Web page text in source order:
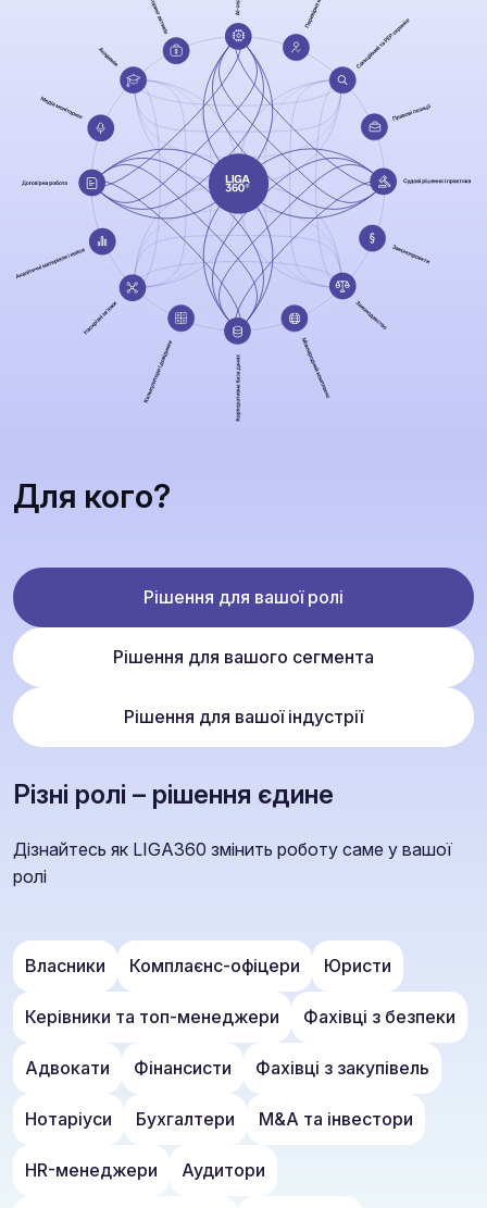
Для кого?
Рішення для вашої ролі
Рішення для вашого сегмента
Рішення для вашої індустрії
Різні ролі – рішення єдине
Дізнайтесь як LIGA360 змінить роботу саме у вашої
ролі
Власники Комплаєнс-офіцери Юристи
Керівники та топ-менеджери Фахівці з безпеки
Адвокати Фінансисти Фахівці з закупівель
Нотаріуси Бухгалтери M&A та інвестори
HR-менеджери Аудитори